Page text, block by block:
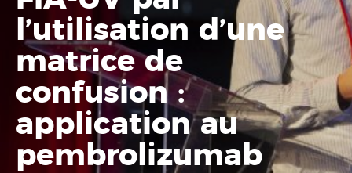
l’utilisation d’une
matrice de
confusion :
application au
pembrolizumab